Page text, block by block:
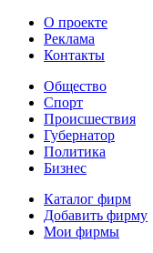
О проекте
Реклама
Контакты
Общество
Спорт
Происшествия
Губернатор
Политика
Бизнес
Каталог фирм
Добавить фирму
Мои фирмы